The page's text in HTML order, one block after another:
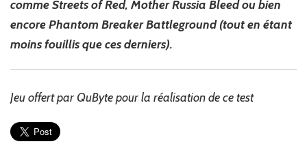
comme Streets of Red, Mother Russia Bleed ou bien
encore Phantom Breaker Battleground (tout en étant
moins fouillis que ces derniers).
Jeu offert par QuByte pour la réalisation de ce test